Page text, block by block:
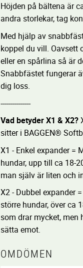
Höjden på bältena är
andra storlekar, tag
Med hjälp av
koppel du vill. Oavsett
eller en spårlina så är
Snabbfästet fungerar
dig loss.
---------------
Vad betyder X1 & X2?
sitter i BAGGEN®
X1 - Enkel expander =
hundar, upp till ca 18-
man själv är liten och
X2 - Dubbel expander
större hundar, över ca
som drar mycket,
sätta emot.
OMDÖMEN